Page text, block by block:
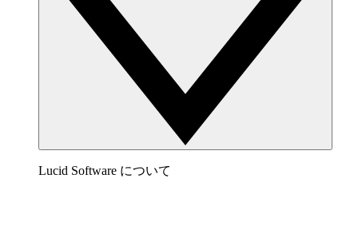
Lucid Software について